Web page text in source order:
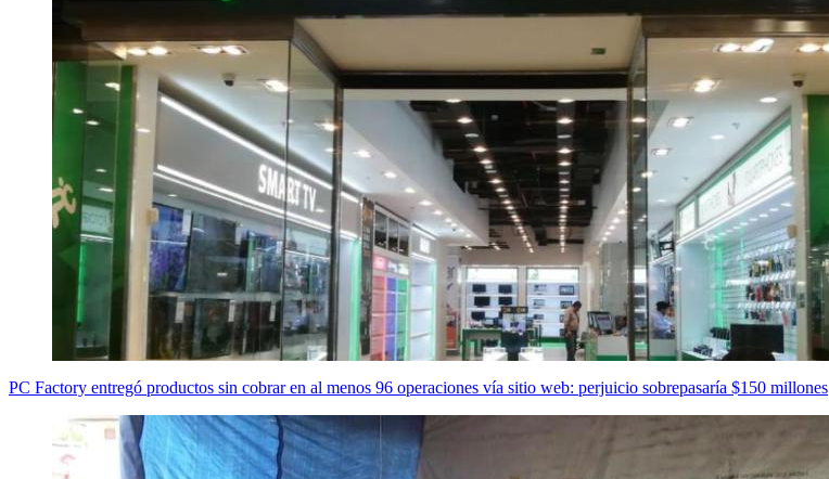
PC Factory entregó productos sin cobrar en al menos 96 operaciones vía sitio web: perjuicio sobrepasaría $150 millones